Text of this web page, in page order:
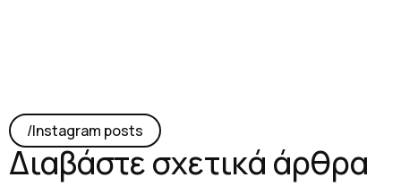
/lnstagram posts
Διαβάστε σχετικά άρθρα